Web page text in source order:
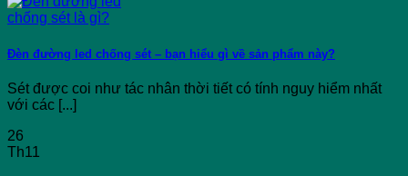
Đèn đường led chống sét – bạn hiểu gì về sản phẩm này?
Sét được coi như tác nhân thời tiết có tính nguy hiểm nhất
với các [...]
26
Th11